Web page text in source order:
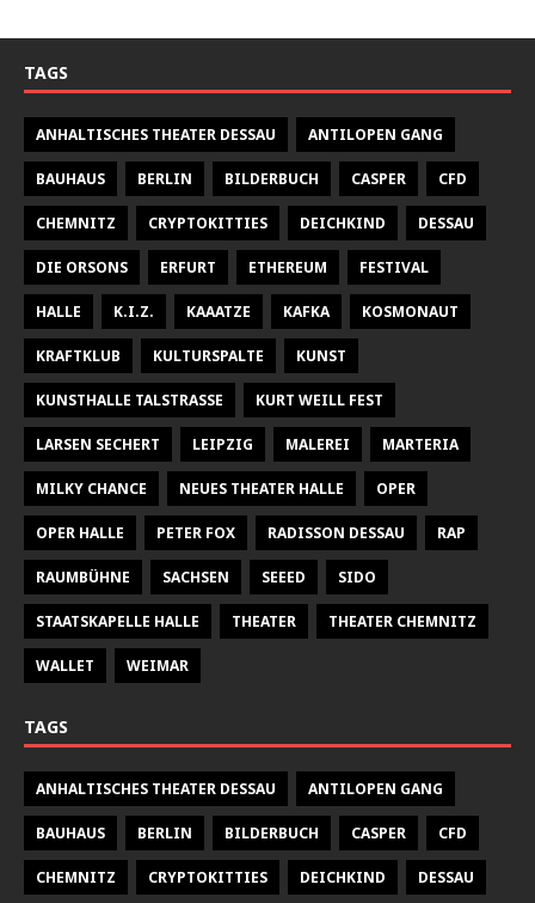
TAGS
ANHALTISCHES THEATER DESSAU ANTILOPEN GANG
BAUHAUS BERLIN BILDERBUCH CASPER CFD
CHEMNITZ CRYPTOKITTIES DEICHKIND DESSAU
DIE ORSONS ERFURT ETHEREUM FESTIVAL
HALLE K.I.Z. KAAATZE KAFKA KOSMONAUT
KRAFTKLUB KULTURSPALTE KUNST
KUNSTHALLE TALSTRASSE KURT WEILL FEST
LARSEN SECHERT LEIPZIG MALEREI MARTERIA
MILKY CHANCE NEUES THEATER HALLE OPER
OPER HALLE PETER FOX RADISSON DESSAU RAP
RAUMBÜHNE SACHSEN SEEED SIDO
STAATSKAPELLE HALLE THEATER THEATER CHEMNITZ
WALLET WEIMAR
TAGS
ANHALTISCHES THEATER DESSAU ANTILOPEN GANG
BAUHAUS BERLIN BILDERBUCH CASPER CFD
CHEMNITZ CRYPTOKITTIES DEICHKIND DESSAU